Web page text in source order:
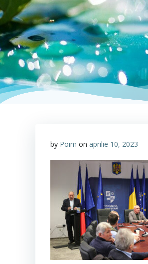
by Poim on aprilie 10, 2023